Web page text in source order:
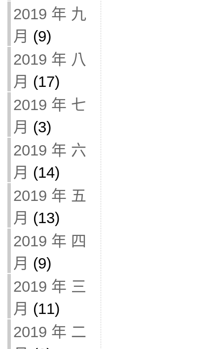
2019 年 九
月 (9)
2019 年 八
月 (17)
2019 年 七
月 (3)
2019 年 六
月 (14)
2019 年 五
月 (13)
2019 年 四
月 (9)
2019 年 三
月 (11)
2019 年 二